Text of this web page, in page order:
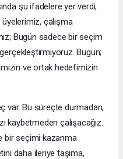
şu ifadelere yer verdi;
çalışma
Bugün sadece bir seçim
Bugün;
ve ortak hedefimizin
var. Bu süreçte durmadan,
kaybetmeden çalışacağız.
bir seçimi kazanma
daha ileriye taşıma,